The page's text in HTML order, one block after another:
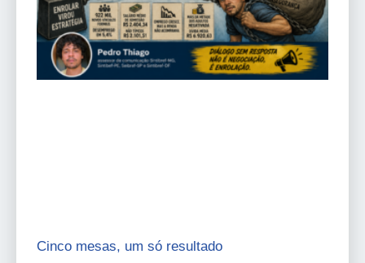
Cinco mesas, um só resultado